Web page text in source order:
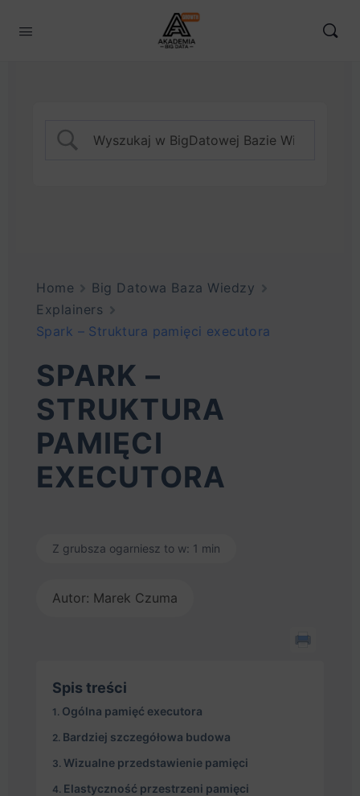
Home
Big Datowa Baza Wiedzy
Explainers
Spark – Struktura pamięci executora
SPARK –
STRUKTURA
PAMIĘCI
EXECUTORA
Z grubsza ogarniesz to w: 1 min
Autor: Marek Czuma
Spis treści
Ogólna pamięć executora
Bardziej szczegółowa budowa
Wizualne przedstawienie pamięci
Elastyczność przestrzeni pamięci